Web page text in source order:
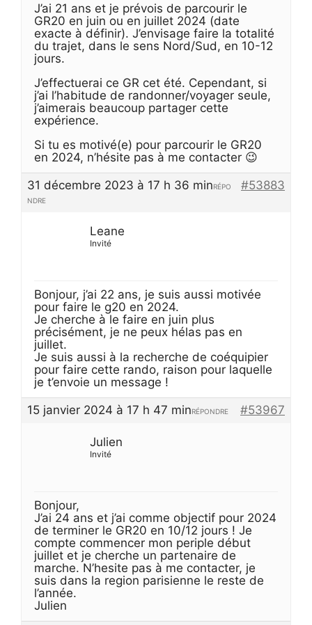
J’ai 21 ans et je prévois de parcourir le
GR20 en juin ou en juillet 2024 (date
exacte à définir). J’envisage faire la totalité
du trajet, dans le sens Nord/Sud, en 10-12
jours.
J’effectuerai ce GR cet été. Cependant, si
j’ai l’habitude de randonner/voyager seule,
j’aimerais beaucoup partager cette
expérience.
Si tu es motivé(e) pour parcourir le GR20
en 2024, n’hésite pas à me contacter 😉
31 décembre 2023 à 17 h 36 min
#53883
RÉPO
NDRE
Leane
Invité
Bonjour, j’ai 22 ans, je suis aussi motivée
pour faire le g20 en 2024.
Je cherche à le faire en juin plus
précisément, je ne peux hélas pas en
juillet.
Je suis aussi à la recherche de coéquipier
pour faire cette rando, raison pour laquelle
je t’envoie un message !
15 janvier 2024 à 17 h 47 min
#53967
RÉPONDRE
Julien
Invité
Bonjour,
J’ai 24 ans et j’ai comme objectif pour 2024
de terminer le GR20 en 10/12 jours ! Je
compte commencer mon periple début
juillet et je cherche un partenaire de
marche. N’hesite pas à me contacter, je
suis dans la region parisienne le reste de
l’année.
Julien